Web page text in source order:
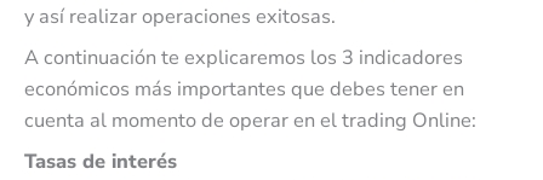
y así realizar operaciones exitosas.
A continuación te explicaremos los 3 indicadores
económicos más importantes que debes tener en
cuenta al momento de operar en el trading Online:
Tasas de interés